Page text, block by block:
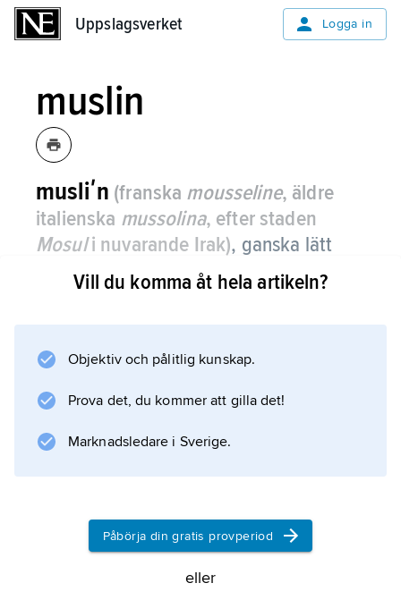
Uppslagsverket Logga in
muslin
musliʹn (franska mousseline, äldre
italienska mussolina, efter staden
Mosuli nuvarande Irak), ganska lätt
och gles, mjuk tvåskaftsväv, framställd
av fint spinngarn, vanligen av bomull.
används vanligen till blusar och klänningar.
Europa från Mosul.
Vill du komma åt hela artikeln?
Objektiv och pålitlig kunskap.
Prova det, du kommer att gilla det!
Marknadsledare i Sverige.
Påbörja din gratis provperiod
eller